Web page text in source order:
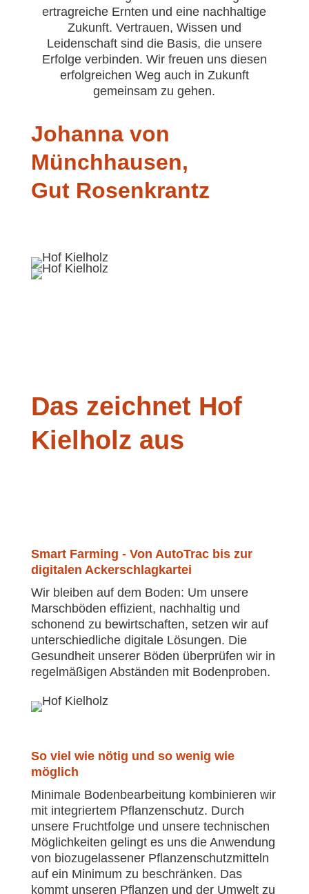
ertragreiche Ernten und eine nachhaltige
Zukunft. Vertrauen, Wissen und
Leidenschaft sind die Basis, die unsere
Erfolge verbinden. Wir freuen uns diesen
erfolgreichen Weg auch in Zukunft
gemeinsam zu gehen.
Johanna von
Münchhausen,
Gut Rosenkrantz
Das zeichnet Hof
Kielholz aus
Smart Farming - Von AutoTrac bis zur
digitalen Ackerschlagkartei
Wir bleiben auf dem Boden: Um unsere
Marschböden effizient, nachhaltig und
schonend zu bewirtschaften, setzen wir auf
unterschiedliche digitale Lösungen. Die
Gesundheit unserer Böden überprüfen wir in
regelmäßigen Abständen mit Bodenproben.
So viel wie nötig und so wenig wie
möglich
Minimale Bodenbearbeitung kombinieren wir
mit integriertem Pflanzenschutz. Durch
unsere Fruchtfolge und unsere technischen
Möglichkeiten gelingt es uns die Anwendung
von biozugelassener Pflanzenschutzmitteln
auf ein Minimum zu beschränken. Das
kommt unseren Pflanzen und der Umwelt zu